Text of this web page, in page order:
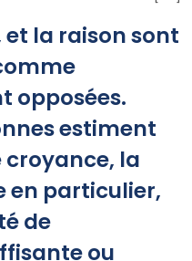
et la raison sont
opposées.
estiment
la
en particulier,
de
ou